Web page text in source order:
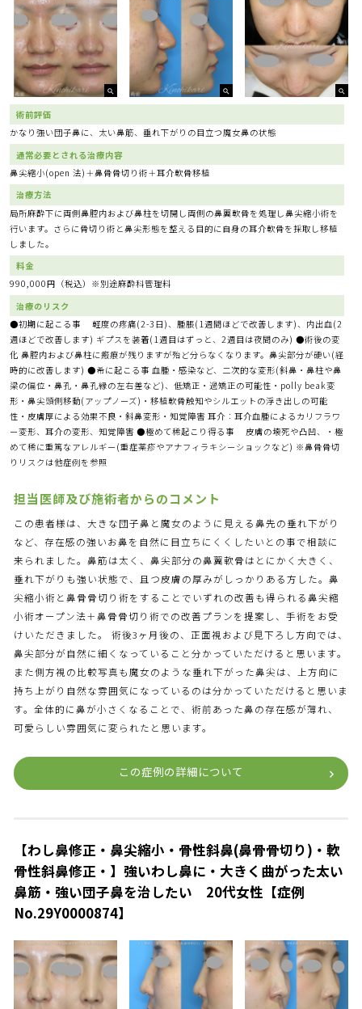
術前評価
かなり強い団子鼻に、太い鼻筋、垂れ下がりの目立つ魔女鼻の状態
通常必要とされる治療内容
鼻尖縮小(open 法)＋鼻骨骨切り術＋耳介軟骨移植
治療方法
局所麻酔下に両側鼻腔内および鼻柱を切開し両側の鼻翼軟骨を処理し鼻尖縮小術を
行います。さらに骨切り術と鼻尖形態を整える目的に自身の耳介軟骨を採取し移植
しました。
料金
990,000円（税込）※別途麻酔科管理料
治療のリスク
●初期に起こる事 軽度の疼痛(2-3日)、腫脹(1週間ほどで改善します)、内出血(2
週ほどで改善します) ギプスを装着(1週目はずっと、2週目は夜間のみ) ●術後の変
化 鼻腔内および鼻柱に瘢痕が残りますが殆ど分らなくなります。鼻尖部分が硬い(経
時的に改善します) ●希に起こる事 血腫・感染など、二次的な変形(斜鼻・鼻柱や鼻
梁の偏位・鼻孔・鼻孔縁の左右差など)、低矯正・過矯正の可能性・polly beak変
形・鼻尖頭側移動(アップノーズ)・移植軟骨触知やシルエットの浮き出しの可能
性・皮膚厚による効果不良・斜鼻変形・知覚障害 耳介：耳介血腫によるカリフラワ
ー変形、耳介の変形、知覚障害 ●極めて稀起こり得る事 皮膚の壊死や凸凹、・極
めて稀に重篤なアレルギー(重症薬疹やアナフィラキシーショックなど) ※鼻骨骨切
りリスクは他症例を参照
担当医師及び施術者からのコメント
この患者様は、大きな団子鼻と魔女のように見える鼻先の垂れ下がり
など、存在感の強いお鼻を自然に目立ちにくくしたいとの事で相談に
来られました。鼻筋は太く、鼻尖部分の鼻翼軟骨はとにかく大きく、
垂れ下がりも強い状態で、且つ皮膚の厚みがしっかりある方した。鼻
尖縮小術と鼻骨骨切り術をすることでいずれの改善も得られる鼻尖縮
小術オープン法＋鼻骨骨切り術での改善プランを提案し、手術をお受
けいただきました。 術後3ヶ月後の、正面視および見下ろし方向では、
鼻尖部分が自然に細くなっていること分かっていただけると思います。
また側方視の比較写真も魔女のような垂れ下がった鼻尖は、上方向に
持ち上がり自然な雰囲気になっているのは分かっていただけると思いま
す。全体的に鼻が小さくなることで、術前あった鼻の存在感が薄れ、
可愛らしい雰囲気に変られたと思います。
この症例の詳細について
【わし鼻修正・鼻尖縮小・骨性斜鼻(鼻骨骨切り)・軟
骨性斜鼻修正・】強いわし鼻に・大きく曲がった太い
鼻筋・強い団子鼻を治したい 20代女性【症例
No.29Y0000874】